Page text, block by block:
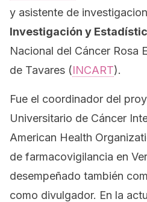
y asistente de
Investigación y
Nacional del Cáncer Rosa
de Tavares (INCART).
Fue el coordinador del
Universitario de Cáncer
American Health
de farmacovigilancia en
desempeñado también
como divulgador. En la